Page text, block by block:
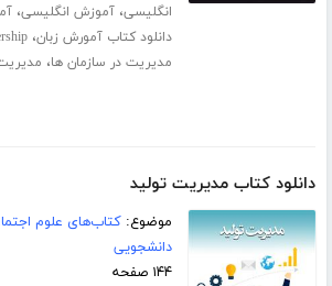
انگلیسی،آموزش انگلیسی،
دانلود کتاب آمورش زبان،
مدیریت در سازمان ها،
دانلود کتاب مدیریت تولید
موضوع:کتاب‌های علوم
دانشجویی
۱۴۴ صفحه